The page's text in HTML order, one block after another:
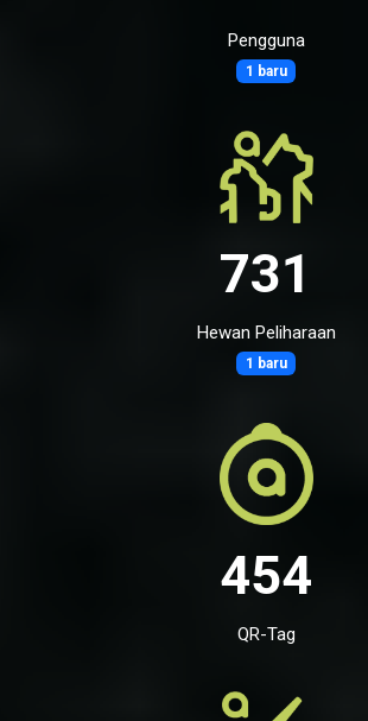
Pengguna
1 baru
731
Hewan Peliharaan
1 baru
454
QR-Tag